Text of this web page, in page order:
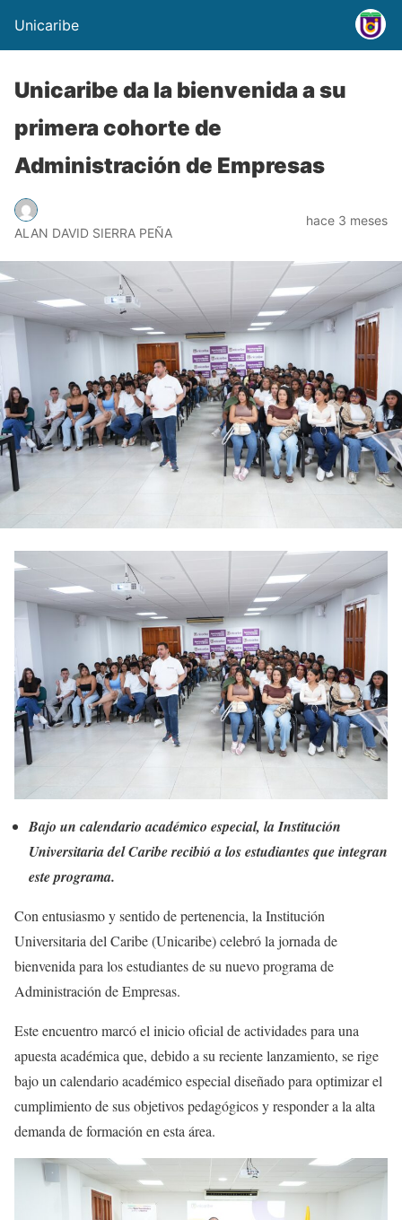
Unicaribe
Unicaribe da la bienvenida a su
primera cohorte de
Administración de Empresas
ALAN DAVID SIERRA PEÑA
hace 3 meses
Bajo un calendario académico especial, la Institución
Universitaria del Caribe recibió a los estudiantes que integran
este programa.
Con entusiasmo y sentido de pertenencia, la Institución
Universitaria del Caribe (Unicaribe) celebró la jornada de
bienvenida para los estudiantes de su nuevo programa de
Administración de Empresas.
Este encuentro marcó el inicio oficial de actividades para una
apuesta académica que, debido a su reciente lanzamiento, se rige
bajo un calendario académico especial diseñado para optimizar el
cumplimiento de sus objetivos pedagógicos y responder a la alta
demanda de formación en esta área.